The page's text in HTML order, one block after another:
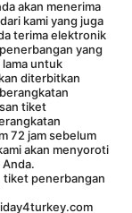
kami yang juga
terima elektronik
yang
untuk
diterbitkan
tiket
72 jam sebelum
akan menyoroti